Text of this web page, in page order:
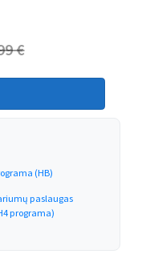
€
(HB)
paslaugas
programa)